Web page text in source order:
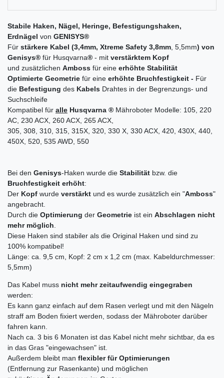
Stabile Haken, Nägel, Heringe, Befestigungshaken,
Erdnägel von GENISYS®
Für stärkere Kabel (3,4mm, Xtreme Safety 3,8mm , 5,5mm) von
Genisys® für Husqvarna® - mit verstärktem Kopf
und zusätzlichen Amboss für eine erhöhte Stabilität
Optimierte Geometrie für eine erhöhte Bruchfestigkeit - Für
die Befestigung des Kabels Drahtes in der Begrenzungs- und
Suchschleife
Kompatibel für alle Husqvarna ® Mähroboter Modelle: 105, 220
AC, 230 ACX, 260 ACX, 265 ACX,
305, 308, 310, 315, 315X, 320, 330 X, 330 ACX, 420, 430X, 440,
450X, 520, 535 AWD, 550
Bei den Genisys-Haken wurde die Stabilität bzw. die
Bruchfestigkeit erhöht:
Der Kopf wurde verstärkt und es wurde zusätzlich ein "Amboss"
angebracht.
Durch die Optimierung der Geometrie ist ein Abschlagen nicht
mehr möglich
Diese Haken sind stabiler als die Original Haken und sind zu
100% kompatibel!
Länge: ca. 9,5 cm, Kopf: 2 cm x 1,2 cm (max. Kabeldurchmesser:
5,5mm)
Das Kabel muss nicht mehr zeitaufwendig eingegraben
werden:
Es kann ganz einfach auf dem Rasen verlegt und mit den Nägeln
straff am Boden fixiert werden, sodass der Mähroboter darüber
fahren kann.
Nach ca. 3 bis 6 Monaten ist das Kabel nicht mehr sichtbar, da es
in das Gras "eingewachsen" ist.
Außerdem bleibt man flexibler für Optimierungen
(Entfernung zur Rasenkante) und möglichen